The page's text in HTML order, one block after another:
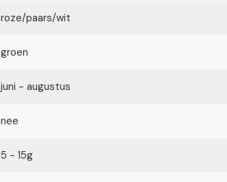
roze/paars/wit
groen
juni - augustus
nee
5 - 15g